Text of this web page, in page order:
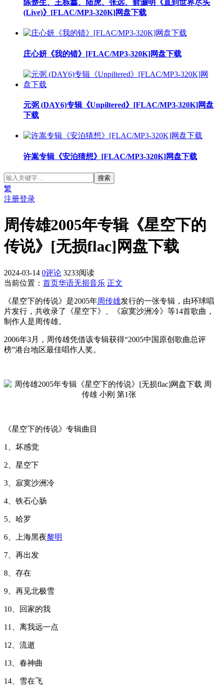
陈楚生、王栎鑫、陆虎、张远、俞灏明《直到世界尽头
(Live)》[FLAC/MP3-320K]网盘下载
庄心妍《我的错》[FLAC/MP3-320K]网盘下载
元弼 (DAY6)专辑《Unpiltered》[FLAC/MP3-320K]网盘
下载
许嵩专辑《安泊猜想》[FLAC/MP3-320K]网盘下载
繁
注册登录
周传雄2005年专辑《星空下的
传说》[无损flac]网盘下载
2024-03-14 0评论 3233阅读
当前位置： 首页华语无损音乐 正文
《星空下的传说》是2005年周传雄发行的一张专辑，由环球唱
片发行，共收录了《星空下》、《寂寞沙洲冷》等14首歌曲，
制作人是周传雄。
2006年3月，周传雄凭借该专辑获得“2005中国原创歌曲总评
榜”港台地区最佳唱作人奖。
《星空下的传说》专辑曲目
1、坏感觉
2、星空下
3、寂寞沙洲冷
4、铁石心肠
5、哈罗
6、上海黑夜黎明
7、再出发
8、存在
9、再见北极雪
10、回家的我
11、离我远一点
12、流逝
13、春神曲
14、雪在飞